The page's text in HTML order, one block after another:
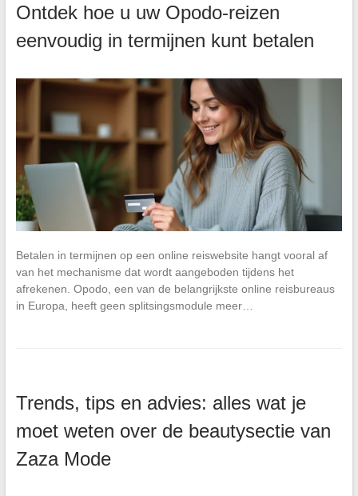
Ontdek hoe u uw Opodo-reizen
eenvoudig in termijnen kunt betalen
Betalen in termijnen op een online reiswebsite hangt vooral af
van het mechanisme dat wordt aangeboden tijdens het
afrekenen. Opodo, een van de belangrijkste online reisbureaus
in Europa, heeft geen splitsingsmodule meer…
Trends, tips en advies: alles wat je
moet weten over de beautysectie van
Zaza Mode